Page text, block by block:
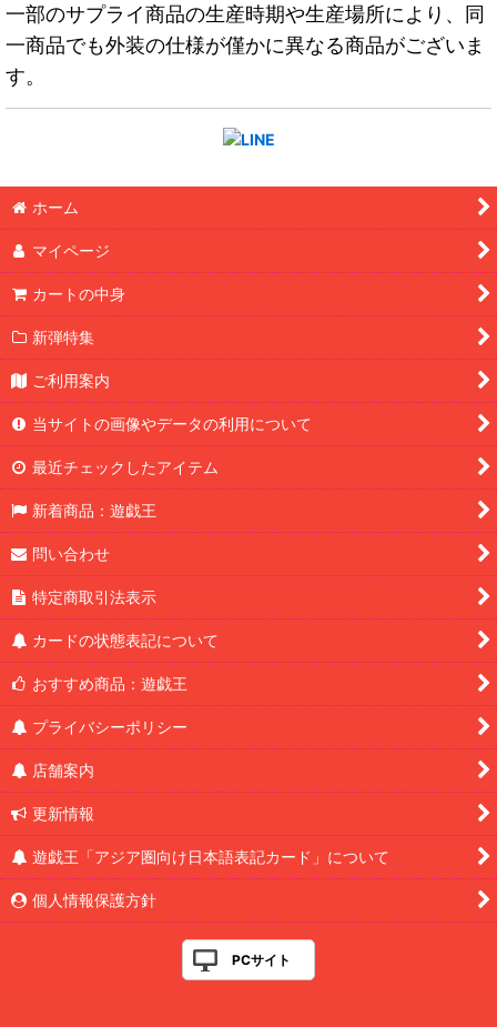
一部のサプライ商品の生産時期や生産場所により、同
一商品でも外装の仕様が僅かに異なる商品がございま
す。
ホーム
マイページ
カートの中身
新弾特集
ご利用案内
当サイトの画像やデータの利用について
最近チェックしたアイテム
新着商品：遊戯王
問い合わせ
特定商取引法表示
カードの状態表記について
おすすめ商品：遊戯王
プライバシーポリシー
店舗案内
更新情報
遊戯王「アジア圏向け日本語表記カード」について
個人情報保護方針
PCサイト